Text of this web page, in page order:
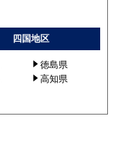
四国地区
徳島県
高知県